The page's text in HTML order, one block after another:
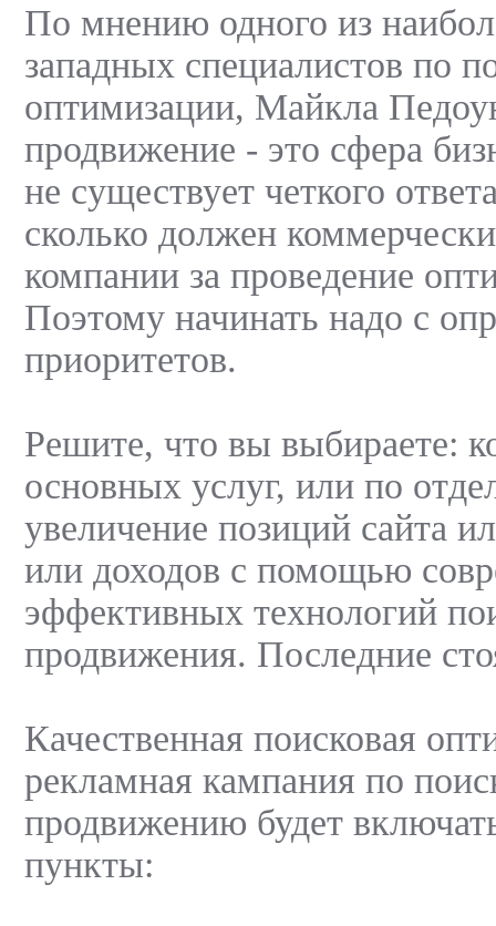
По мнению одного из
западных специалистов по
оптимизации, Майкла
продвижение - это сфера
не существует четкого
сколько должен
компании за проведение
Поэтому начинать надо с
приоритетов.
Решите, что вы выбираете:
основных услуг, или по
увеличение позиций сайта
или доходов с помощью
эффективных технологий
продвижения. Последние
Качественная поисковая
рекламная кампания по
продвижению будет
пункты: